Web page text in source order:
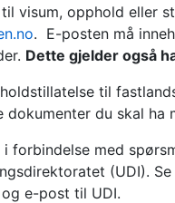
visum, opphold eller
. E-posten må
Dette gjelder også
til
dokumenter du skal ha
forbindelse med
(UDI). Se
e-post til UDI.